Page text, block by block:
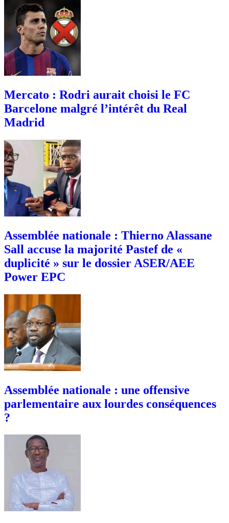
Mercato : Rodri aurait choisi le FC
Barcelone malgré l’intérêt du Real
Madrid
Assemblée nationale : Thierno Alassane
Sall accuse la majorité Pastef de «
duplicité » sur le dossier ASER/AEE
Power EPC
Assemblée nationale : une offensive
parlementaire aux lourdes conséquences
?